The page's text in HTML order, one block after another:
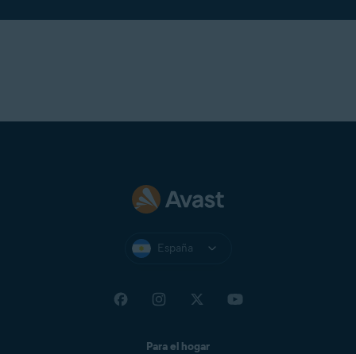
España
Para el hogar